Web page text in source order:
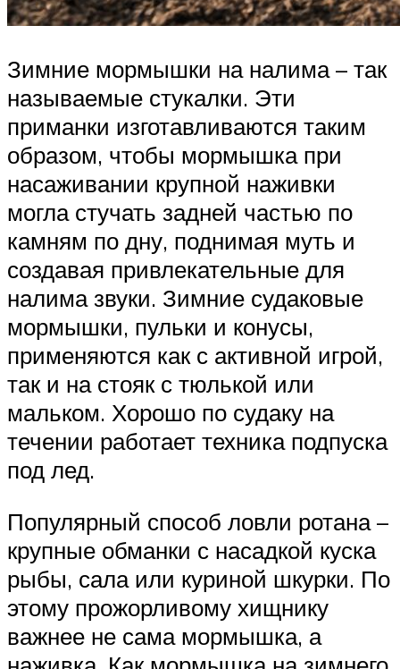
Зимние мормышки на налима – так
называемые стукалки. Эти
приманки изготавливаются таким
образом, чтобы мормышка при
насаживании крупной наживки
могла стучать задней частью по
камням по дну, поднимая муть и
создавая привлекательные для
налима звуки. Зимние судаковые
мормышки, пульки и конусы,
применяются как с активной игрой,
так и на стояк с тюлькой или
мальком. Хорошо по судаку на
течении работает техника подпуска
под лед.
Популярный способ ловли ротана –
крупные обманки с насадкой куска
рыбы, сала или куриной шкурки. По
этому прожорливому хищнику
важнее не сама мормышка, а